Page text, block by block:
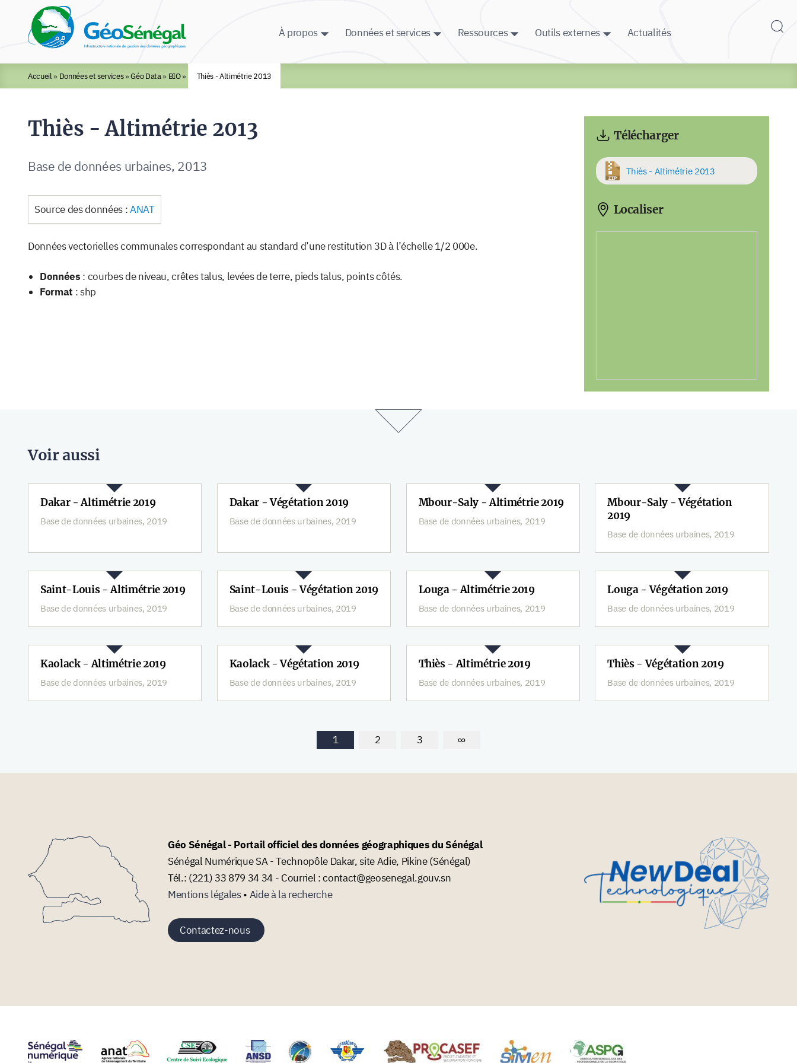
À propos Données et services Ressources Outils externes Actualités
Rechercher :
Accueil» Données et services»Géo Data» BIO» Thiès - Altimétrie 2013
Thiès - Altimétrie 2013
Base de données urbaines, 2013
Source des données :ANAT
Données vectorielles communales correspondant au standard d’une restitution 3D à l’échelle 1/2 000e.
Données : courbes de niveau, crêtes talus, levées de terre, pieds talus, points côtés.
Format : shp
Télécharger
Thiès - Altimétrie 2013
Localiser
Voir aussi
Dakar - Altimétrie 2019
Base de données urbaines, 2019
Dakar - Végétation 2019
Base de données urbaines, 2019
Mbour-Saly - Altimétrie 2019
Base de données urbaines, 2019
Mbour-Saly - Végétation
2019
Base de données urbaines, 2019
Saint-Louis - Altimétrie 2019
Base de données urbaines, 2019
Saint-Louis - Végétation 2019
Base de données urbaines, 2019
Louga - Altimétrie 2019
Base de données urbaines, 2019
Louga - Végétation 2019
Base de données urbaines, 2019
Kaolack - Altimétrie 2019
Base de données urbaines, 2019
Kaolack - Végétation 2019
Base de données urbaines, 2019
Thiès - Altimétrie 2019
Base de données urbaines, 2019
Thiès - Végétation 2019
Base de données urbaines, 2019
1 2 3 ∞
Géo Sénégal - Portail officiel des données géographiques du Sénégal
Sénégal Numérique SA - Technopôle Dakar, site Adie, Pikine (Sénégal)
Tél.: (221) 33 879 34 34 - Courriel : contact@geosenegal.gouv.sn
Mentions légales• Aide à la recherche
Contactez-nous